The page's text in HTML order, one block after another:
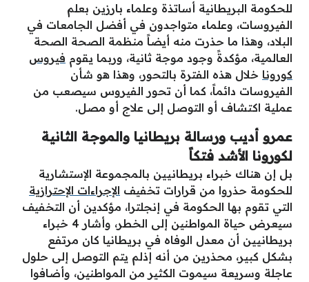
للحكومة البريطانية أساتذة وعلماء بارزين بعلم
الفيروسات، وعلماء متواجدون في أفضل الجامعات في
البلاد، وهذا ما حذرت منه أيضاً منظمة الصحة الصحة
العالمية، مؤكدةً وجود موجة ثانية، وربما يقوم فيروس
كورونا خلال هذه الفترة بالتحور، وهذا هو شأن
الفيروسات دائماً، كما أن تحور الفيروس سيصعب من
عملية اكتشاف أو التوصل إلى علاج أو مصل.
عمرو أديب ورسالة بريطانيا والموجة الثانية
لكورونا الأشد فتكاً
بل إن هناك خبراء بريطانيين بالمجموعة الإستشارية
للحكومة حذروا من قرارات تخفيف الإجراءات الإحترازية
التي تقوم بها الحكومة في إنجلترا، مؤكدين أن التخفيف
سيعرض حياة المواطنين إلى الخطر، وأشار 4 خبراء
بريطانيين أن معدل الوفاه في بريطانيا كان مرتفع
بشكل كبير، محذرين من أنه إذلم يتم التوصل إلى حلول
عاجلة وسريعة سيموت الكثير من المواطنين، وأضافوا